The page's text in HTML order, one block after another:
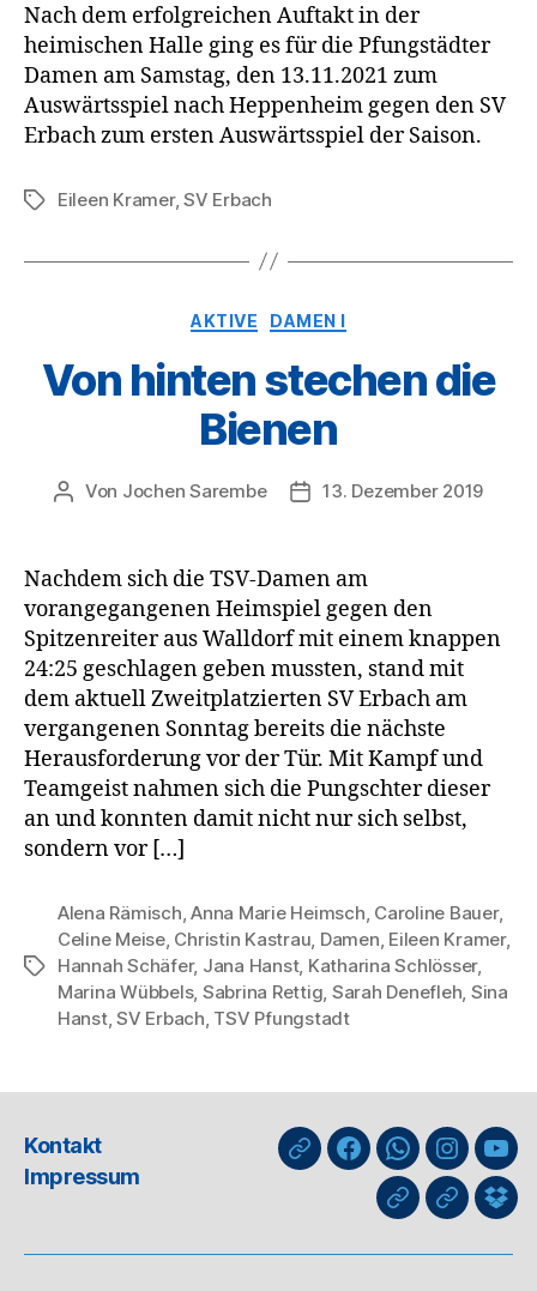
Nach dem erfolgreichen Auftakt in der
heimischen Halle ging es für die Pfungstädter
Damen am Samstag, den 13.11.2021 zum
Auswärtsspiel nach Heppenheim gegen den SV
Erbach zum ersten Auswärtsspiel der Saison.
Schlagwörter
Eileen Kramer,SV Erbach
Kategorien
AKTIVE DAMEN I
Von hinten stechen die
Bienen
Beitragsautor
Von Jochen Sarembe Veröffentlichungsdatum
13. Dezember 2019
Nachdem sich die TSV-Damen am
vorangegangenen Heimspiel gegen den
Spitzenreiter aus Walldorf mit einem knappen
24:25 geschlagen geben mussten, stand mit
dem aktuell Zweitplatzierten SV Erbach am
vergangenen Sonntag bereits die nächste
Herausforderung vor der Tür. Mit Kampf und
Teamgeist nahmen sich die Pungschter dieser
an und konnten damit nicht nur sich selbst,
sondern vor […]
Schlagwörter
Alena Rämisch,Anna Marie Heimsch, Caroline Bauer,
Celine Meise, Christin Kastrau, Damen, Eileen Kramer,
Hannah Schäfer, Jana Hanst, Katharina Schlösser,
Marina Wübbels, Sabrina Rettig, Sarah Denefleh, Sina
Hanst,SV Erbach, TSV Pfungstadt
Kontakt
Impressum
nuLigaFacebookWhatsApp-
Kanal
GIPHYThreads